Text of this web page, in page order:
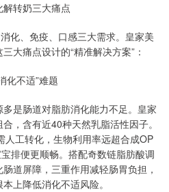
转奶三大痛点
化、免疫、口感三大需求。皇家美
大痛点设计的“精准解决方案”：
化不适”难题
是肠道对脂肪消化能力不足。皇家
，含有近40种天然乳脂活性因子。
工转化，生物利用率远超合成OP
排便更顺畅。搭配奇数链脂肪酸调
道屏障，三重作用减轻肠胃负担，
上降低消化不适风险。